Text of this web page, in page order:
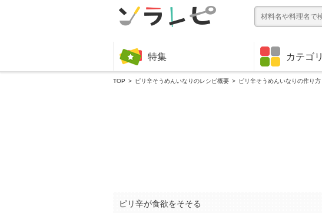
特集 カテゴリ
TOP ピリ辛そうめんいなりのレシピ概要 ピリ辛そうめんいなりの作り方
ピリ辛が食欲をそそる